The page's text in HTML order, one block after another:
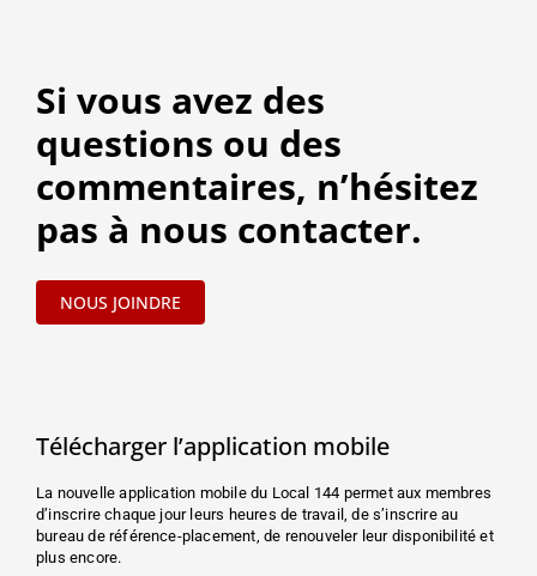
Si vous avez des
questions ou des
commentaires, n’hésitez
pas à nous contacter.
NOUS JOINDRE
Télécharger l’application mobile
La nouvelle application mobile du Local 144 permet aux membres
d’inscrire chaque jour leurs heures de travail, de s’inscrire au
bureau de référence-placement, de renouveler leur disponibilité et
plus encore.